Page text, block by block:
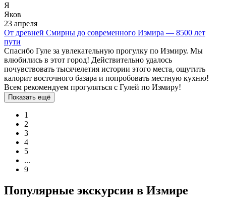
Я
Яков
23 апреля
От древней Смирны до современного Измира — 8500 лет
пути
Спасибо Гуле за увлекательную прогулку по Измиру. Мы
влюбились в этот город! Действительно удалось
почувствовать тысячелетия истории этого места, ощутить
калорит восточного базара и попробовать местную кухню!
Всем рекомендуем прогуляться с Гулей по Измиру!
Показать ещё
1
2
3
4
5
...
9
Популярные экскурсии в Измире